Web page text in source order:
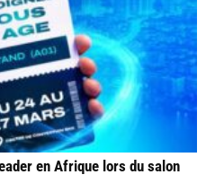
en Afrique lors du salon